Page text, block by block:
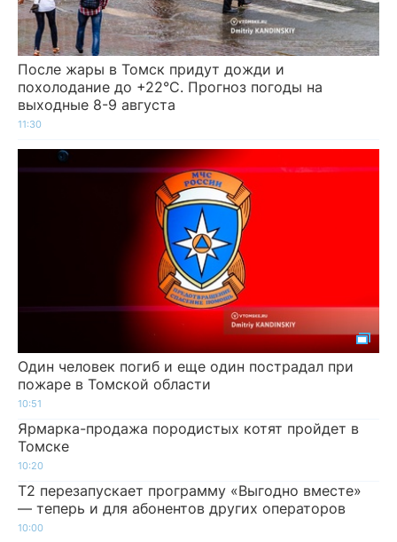
После жары в Томск придут дожди и
похолодание до +22°C. Прогноз погоды на
выходные 8-9 августа
11:30
Один человек погиб и еще один пострадал при
пожаре в Томской области
10:51
Ярмарка-продажа породистых котят пройдет в
Томске
10:20
Т2 перезапускает программу «Выгодно вместе»
— теперь и для абонентов других операторов
10:00